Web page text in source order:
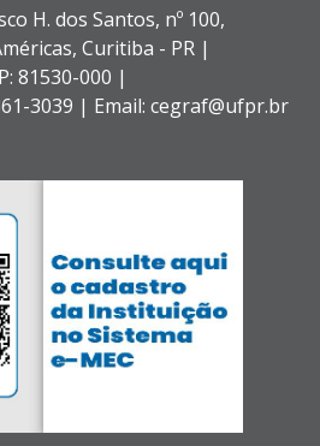
H. dos Santos, nº 100,
Curitiba - PR |
81530-000 |
3039 | Email: cegraf@ufpr.br